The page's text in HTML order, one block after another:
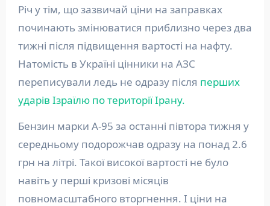
Річ у тім, що зазвичай ціни на заправках
починають змінюватися приблизно через два
тижні після підвищення вартості на нафту.
Натомість в Україні цінники на АЗС
переписували ледь не одразу після перших
ударів Ізраїлю по території Ірану.
Бензин марки А-95 за останні півтора тижня у
середньому подорожчав одразу на понад 2.6
грн на літрі. Такої високої вартості не було
навіть у перші кризові місяців
повномасштабного вторгнення. І ціни на